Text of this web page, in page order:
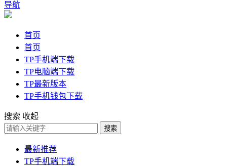
导航
首页
首页
TP手机端下载
TP电脑端下载
TP最新版本
TP手机钱包下载
搜索 收起
搜索
最新推荐
TP手机端下载